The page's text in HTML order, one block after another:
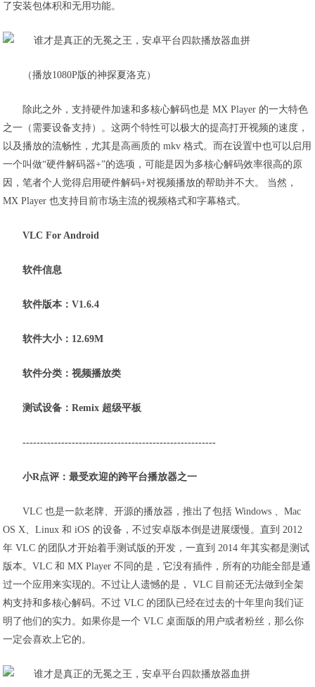
了安装包体积和无用功能。
（播放1080P版的神探夏洛克）
除此之外，支持硬件加速和多核心解码也是 MX Player 的一大特色
之一（需要设备支持）。这两个特性可以极大的提高打开视频的速度，
以及播放的流畅性，尤其是高画质的 mkv 格式。而在设置中也可以启用
一个叫做“硬件解码器+”的选项，可能是因为多核心解码效率很高的原
因，笔者个人觉得启用硬件解码+对视频播放的帮助并不大。 当然，
MX Player 也支持目前市场主流的视频格式和字幕格式。
VLC For Android
软件信息
软件版本：V1.6.4
软件大小：12.69M
软件分类：视频播放类
测试设备：Remix 超级平板
-------------------------------------------------------
小R点评：最受欢迎的跨平台播放器之一
VLC 也是一款老牌、开源的播放器，推出了包括 Windows 、Mac
OS X、Linux 和 iOS 的设备，不过安卓版本倒是进展缓慢。直到 2012
年 VLC 的团队才开始着手测试版的开发，一直到 2014 年其实都是测试
版本。VLC 和 MX Player 不同的是，它没有插件，所有的功能全部是通
过一个应用来实现的。不过让人遗憾的是， VLC 目前还无法做到全架
构支持和多核心解码。不过 VLC 的团队已经在过去的十年里向我们证
明了他们的实力。如果你是一个 VLC 桌面版的用户或者粉丝，那么你
一定会喜欢上它的。